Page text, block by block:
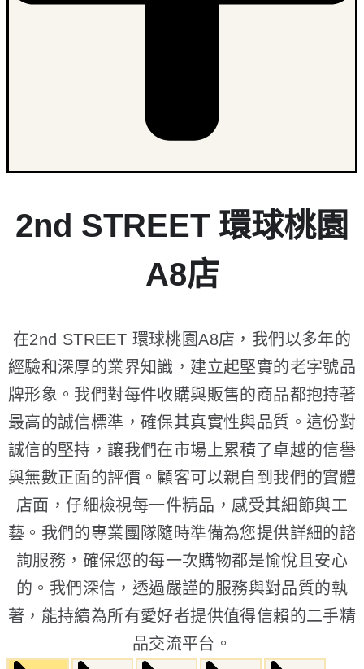
2nd STREET 環球桃園
A8店
在2nd STREET 環球桃園A8店，我們以多年的
經驗和深厚的業界知識，建立起堅實的老字號品
牌形象。我們對每件收購與販售的商品都抱持著
最高的誠信標準，確保其真實性與品質。這份對
誠信的堅持，讓我們在市場上累積了卓越的信譽
與無數正面的評價。顧客可以親自到我們的實體
店面，仔細檢視每一件精品，感受其細節與工
藝。我們的專業團隊隨時準備為您提供詳細的諮
詢服務，確保您的每一次購物都是愉悅且安心
的。我們深信，透過嚴謹的服務與對品質的執
著，能持續為所有愛好者提供值得信賴的二手精
品交流平台。